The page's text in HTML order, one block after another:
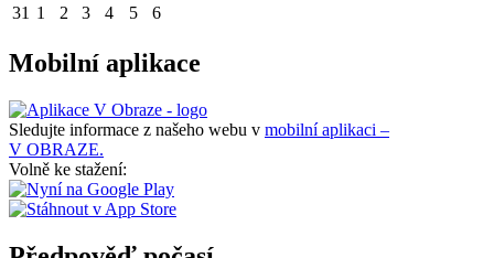
31 1 2 3 4 5 6
Mobilní aplikace
Sledujte informace z našeho webu v mobilní aplikaci –
V OBRAZE.
Volně ke stažení: